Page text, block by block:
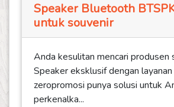
Speaker Bluetooth
untuk souvenir
Anda kesulitan mencari produsen
Speaker eksklusif dengan
zeropromosi punya solusi untuk
perkenalka...